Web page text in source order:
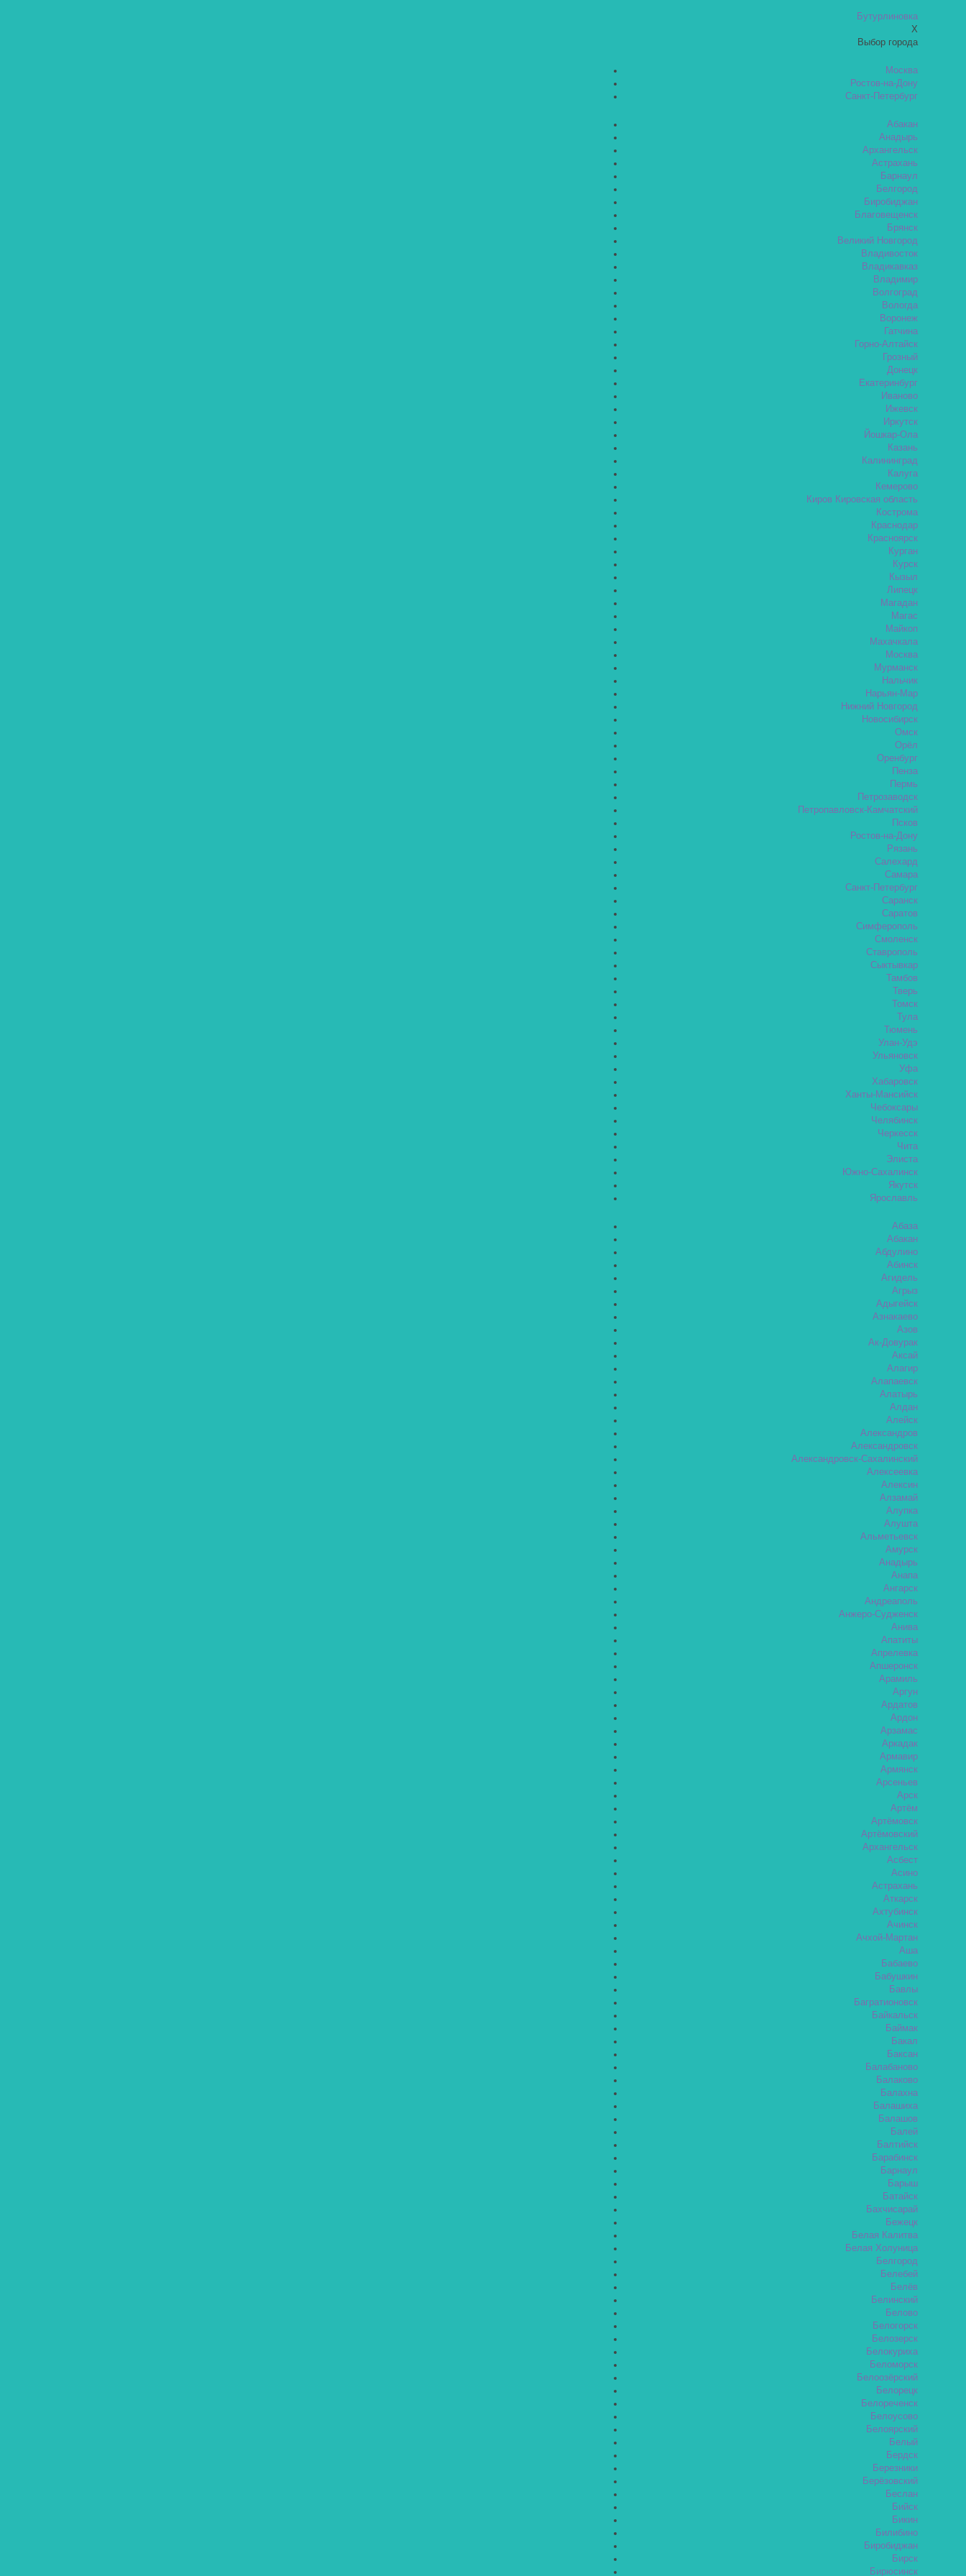
Бутурлиновка
X
Выбор города
Москва
Ростов-на-Дону
Санкт-Петербург
Абакан
Анадырь
Архангельск
Астрахань
Барнаул
Белгород
Биробиджан
Благовещенск
Брянск
Великий Новгород
Владивосток
Владикавказ
Владимир
Волгоград
Вологда
Воронеж
Гатчина
Горно-Алтайск
Грозный
Донецк
Екатеринбург
Иваново
Ижевск
Иркутск
Йошкар-Ола
Казань
Калининград
Калуга
Кемерово
Киров Кировская область
Кострома
Краснодар
Красноярск
Курган
Курск
Кызыл
Липецк
Магадан
Магас
Майкоп
Махачкала
Москва
Мурманск
Нальчик
Нарьян-Мар
Нижний Новгород
Новосибирск
Омск
Орёл
Оренбург
Пенза
Пермь
Петрозаводск
Петропавловск-Камчатский
Псков
Ростов-на-Дону
Рязань
Салехард
Самара
Санкт-Петербург
Саранск
Саратов
Симферополь
Смоленск
Ставрополь
Сыктывкар
Тамбов
Тверь
Томск
Тула
Тюмень
Улан-Удэ
Ульяновск
Уфа
Хабаровск
Ханты-Мансийск
Чебоксары
Челябинск
Черкесск
Чита
Элиста
Южно-Сахалинск
Якутск
Ярославль
Абаза
Абакан
Абдулино
Абинск
Агидель
Агрыз
Адыгейск
Азнакаево
Азов
Ак-Довурак
Аксай
Алагир
Алапаевск
Алатырь
Алдан
Алейск
Александров
Александровск
Александровск-Сахалинский
Алексеевка
Алексин
Алзамай
Алупка
Алушта
Альметьевск
Амурск
Анадырь
Анапа
Ангарск
Андреаполь
Анжеро-Судженск
Анива
Апатиты
Апрелевка
Апшеронск
Арамиль
Аргун
Ардатов
Ардон
Арзамас
Аркадак
Армавир
Армянск
Арсеньев
Арск
Артём
Артёмовск
Артёмовский
Архангельск
Асбест
Асино
Астрахань
Аткарск
Ахтубинск
Ачинск
Ачхой-Мартан
Аша
Бабаево
Бабушкин
Бавлы
Багратионовск
Байкальск
Баймак
Бакал
Баксан
Балабаново
Балаково
Балахна
Балашиха
Балашов
Балей
Балтийск
Барабинск
Барнаул
Барыш
Батайск
Бахчисарай
Бежецк
Белая Калитва
Белая Холуница
Белгород
Белебей
Белёв
Белинский
Белово
Белогорск
Белозерск
Белокуриха
Беломорск
Белоозёрский
Белорецк
Белореченск
Белоусово
Белоярский
Белый
Бердск
Березники
Берёзовский
Беслан
Бийск
Бикин
Билибино
Биробиджан
Бирск
Бирюсинск